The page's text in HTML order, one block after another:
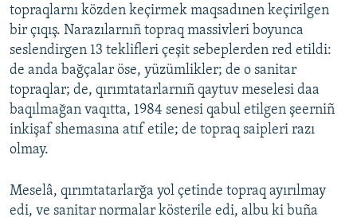
topraqlarnı közden keçirmek maqsadınen keçirilgen
bir çıqış. Narazılarnıñ topraq massivleri boyunca
seslendirgen 13 teklifleri çeşit sebeplerden red etildi:
de anda bağçalar öse, yüzümlikler; de o sanitar
topraqlar; de, qırımtatarlarnıñ qaytuv meselesi daa
baqılmağan vaqıtta, 1984 senesi qabul etilgen şeerniñ
inkişaf shemasına atıf etile; de topraq saipleri razı
olmay.
Meselâ, qırımtatarlarğa yol çetinde topraq ayırılmay
edi, ve sanitar normalar kösterile edi, albu ki buña